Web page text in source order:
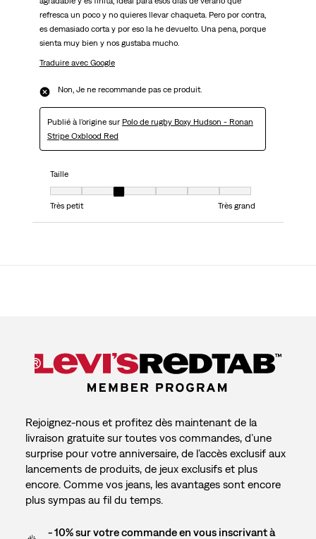
refresca un poco y no quieres llevar chaqueta. Pero por contra,
es demasiado corta y por eso la he devuelto. Una pena, porque
sienta muy bien y nos gustaba mucho.
Traduire avec Google
Non, Je ne recommande pas ce produit.
Publié à l'origine sur Polo de rugby Boxy Hudson - Ronan
Stripe Oxblood Red
Taille
Taille, 3 sur 7, où 1 est égal à Très petit et 7 est égal à Très grand
Très petit
Très grand
Rejoignez-nous et profitez dès maintenant de la
livraison gratuite sur toutes vos commandes, d’une
surprise pour votre anniversaire, de l’accès exclusif aux
lancements de produits, de jeux exclusifs et plus
encore. Comme vos jeans, les avantages sont encore
plus sympas au fil du temps.
- 10% sur votre commande en vous inscrivant à